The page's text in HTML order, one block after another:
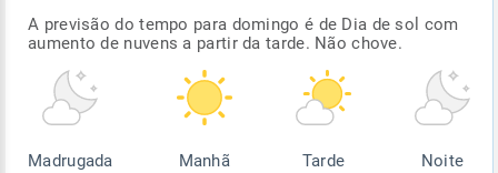
A previsão do tempo para domingo é de Dia de sol com
aumento de nuvens a partir da tarde. Não chove.
Madrugada Manhã Tarde Noite